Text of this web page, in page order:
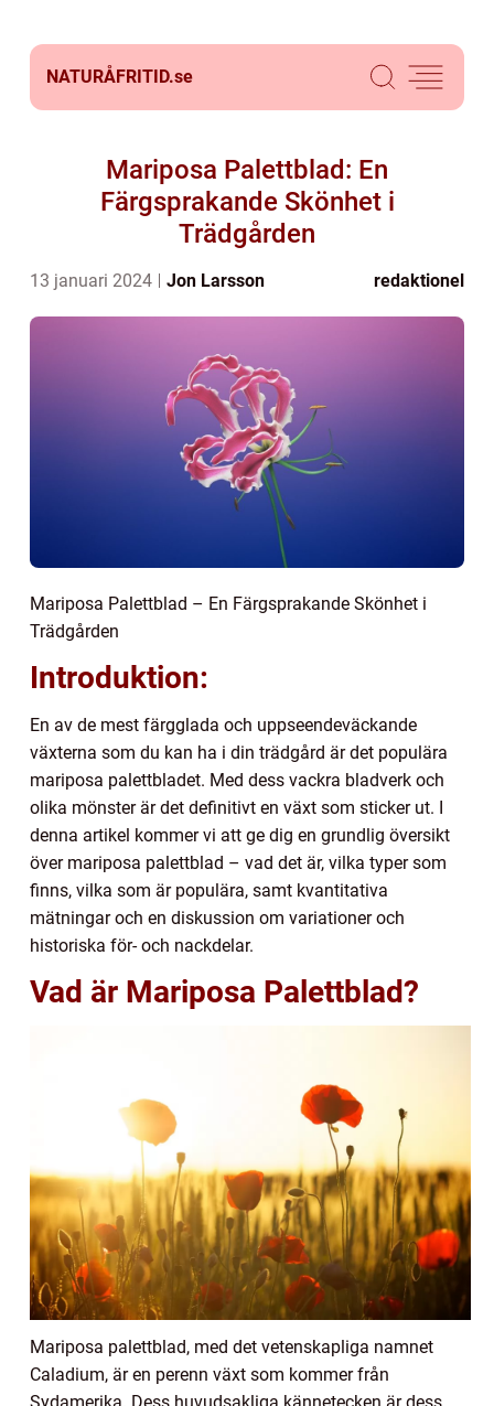
NATURÅFRITID.se
Mariposa Palettblad: En
Färgsprakande Skönhet i
Trädgården
13 januari 2024 Jon Larsson redaktionel
Mariposa Palettblad – En Färgsprakande Skönhet i
Trädgården
Introduktion:
En av de mest färgglada och uppseendeväckande
växterna som du kan ha i din trädgård är det populära
mariposa palettbladet. Med dess vackra bladverk och
olika mönster är det definitivt en växt som sticker ut. I
denna artikel kommer vi att ge dig en grundlig översikt
över mariposa palettblad – vad det är, vilka typer som
finns, vilka som är populära, samt kvantitativa
mätningar och en diskussion om variationer och
historiska för- och nackdelar.
Vad är Mariposa Palettblad?
Mariposa palettblad, med det vetenskapliga namnet
Caladium, är en perenn växt som kommer från
Sydamerika. Dess huvudsakliga kännetecken är dess